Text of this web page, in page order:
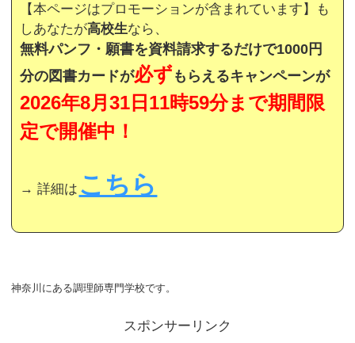
【本ページはプロモーションが含まれています】も
しあなたが高校生なら、
無料パンフ・願書を資料請求するだけで1000円
分の図書カードが必ずもらえるキャンペーンが
2026年8月31日11時59分まで期間限
定で開催中！
→ 詳細は こちら
神奈川にある調理師専門学校です。
スポンサーリンク